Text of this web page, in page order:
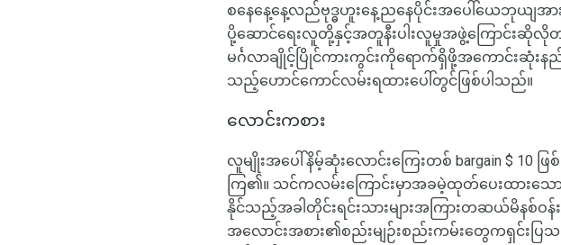
စနေနေ့နေ့လည်ဗုဒ္ဓဟူးနေ့ညနေပိုင်းအပေါ်ယေဘုယျ
ပို့ဆောင်ရေးလူတို့နှင့်အတူနီးပါးလူမှုအဖွဲ့ကြောင်းဆိုလို
မင်္ဂလာချိုင့်ပြိုင်ကားကွင်းကိုရောက်ရှိဖို့အကောင်းဆုံးန
သည့်ဟောင်ကောင်လမ်းရထားပေါ်တွင်ဖြစ်ပါသည်။
လောင်းကစား
လူမျိုးအပေါ်နိမ့်ဆုံးလောင်းကြေးတစ် bargain $ 10
ကြ၏။ သင်ကလမ်းကြောင်းမှာအခမဲ့ထုတ်ပေးထားသေ
နိုင်သည့်အခါတိုင်းရင်းသားများအကြားတဆယ်မိနစ်ဝန်း
အလောင်းအစား၏စည်းမျဉ်းစည်းကမ်းတွေကရှင်းပြ